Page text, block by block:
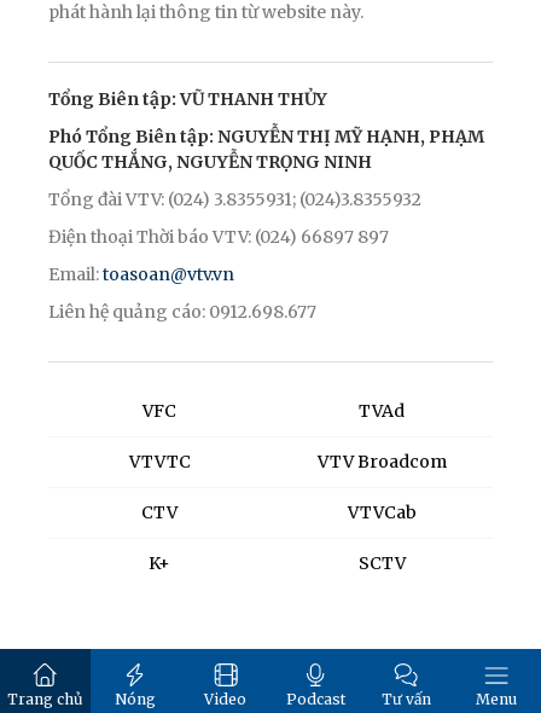
Trang chủ Nóng Video Podcast Tư vấn Menu
phát hành lại thông tin từ website này.
Tổng Biên tập: VŨ THANH THỦY
Phó Tổng Biên tập: NGUYỄN THỊ MỸ HẠNH, PHẠM
QUỐC THẮNG, NGUYỄN TRỌNG NINH
Tổng đài VTV: (024) 3.8355931; (024)3.8355932
Điện thoại Thời báo VTV: (024) 66897 897
Email:toasoan@vtv.vn
Liên hệ quảng cáo: 0912.698.677
VFC
VTVTC
CTV
K+
TVAd
VTV Broadcom
VTVCab
SCTV